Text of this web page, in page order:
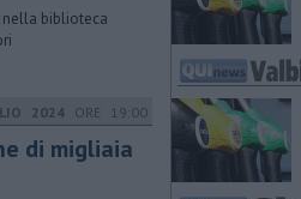
nella biblioteca
2024 ORE 19:00
di migliaia